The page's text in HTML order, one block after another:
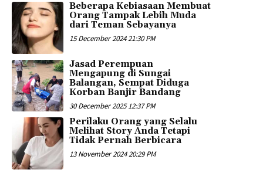
Beberapa Kebiasaan Membuat
Orang Tampak Lebih Muda
dari Teman Sebayanya
15 December 2024 21:30 PM
Jasad Perempuan
Mengapung di Sungai
Balangan, Sempat Diduga
Korban Banjir Bandang
30 December 2025 12:37 PM
Perilaku Orang yang Selalu
Melihat Story Anda Tetapi
Tidak Pernah Berbicara
13 November 2024 20:29 PM